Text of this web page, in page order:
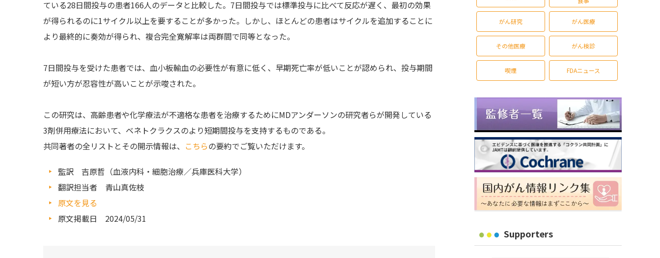
ている28日間投与の患者166人のデータと比較した。7日間投与では標準投与に比べて反応が遅く、最初の効果
が得られるのに1サイクル以上を要することが多かった。しかし、ほとんどの患者はサイクルを追加することに
より最終的に奏効が得られ、複合完全寛解率は両群間で同等となった。
7日間投与を受けた患者では、血小板輸血の必要性が有意に低く、早期死亡率が低いことが認められ、投与期間
が短い方が忍容性が高いことが示唆された。
この研究は、高齢患者や化学療法が不適格な患者を治療するためにMDアンダーソンの研究者らが開発している
3剤併用療法において、ベネトクラクスのより短期間投与を支持するものである。
共同著者の全リストとその開示情報は、 こちらの要約でご覧いただけます。
監訳 吉原哲（血液内科・細胞治療／兵庫医科大学）
翻訳担当者 青山真佐枝
原文を見る
原文掲載日 2024/05/31
がん研究 がん医療
その他医療 がん検診
喫煙 FDAニュース
Supporters